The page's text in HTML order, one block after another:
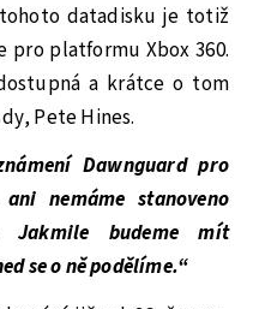
datadisku je totiž
platformu Xbox 360.
a krátce o tom
Pete Hines.
Dawnguard pro
nemáme stanoveno
Jakmile budeme mít
se o ně podělíme.“